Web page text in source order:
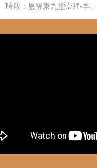
時段︰ 恩福東九堂崇拜-早